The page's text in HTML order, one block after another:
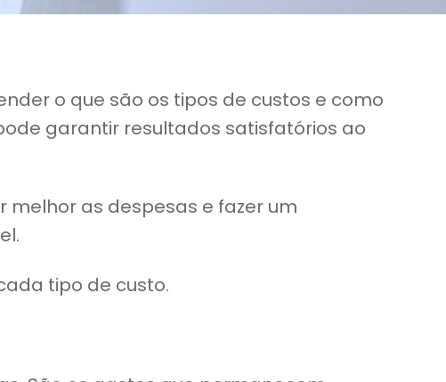
o que são os tipos de custos e como
garantir resultados satisfatórios ao
as despesas e fazer um
tipo de custo.